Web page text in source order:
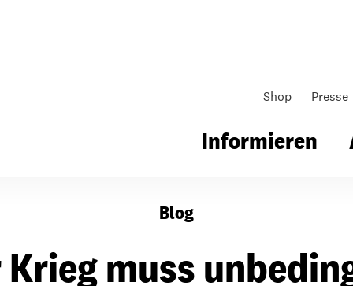
Shop Presse
Informieren
Blog
Krieg muss